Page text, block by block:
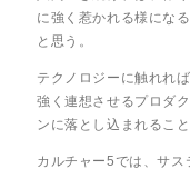
に強く惹かれる様にな
と思う。
テクノロジーに触れれ
強く連想させるプロダ
ンに落とし込まれるこ
カルチャー5では、サ